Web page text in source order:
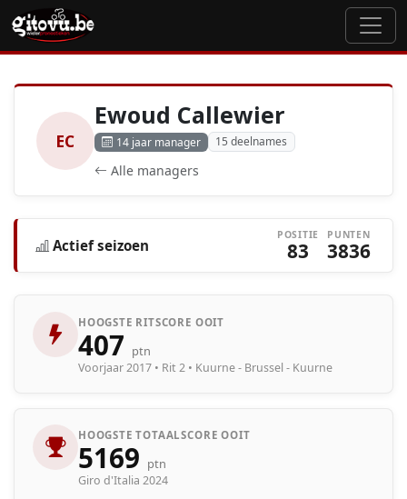
EC
Ewoud Callewier
14 jaar manager 15 deelnames
Alle managers
Actief seizoen
POSITIE
83
PUNTEN
3836
HOOGSTE RITSCORE OOIT
407 ptn
Voorjaar 2017 • Rit 2 • Kuurne - Brussel - Kuurne
HOOGSTE TOTAALSCORE OOIT
5169 ptn
Giro d'Italia 2024